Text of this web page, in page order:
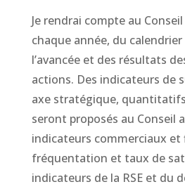
Je rendrai compte au
chaque année, du
l’avancée et des résultats
actions. Des indicateurs de
axe stratégique,
seront proposés au Conseil
indicateurs commerciaux et
fréquentation et taux de
indicateurs de la RSE et du